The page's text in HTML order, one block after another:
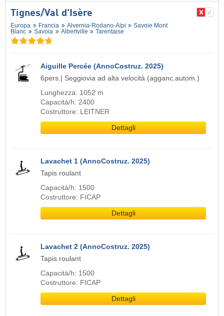
Tignes/​Val d'Isère
Europa Francia Alvernia-Rodano-Alpi
Savoie Mont
Blanc
Savoia Albertville Tarentaise
Aiguille Percée (AnnoCostruz. 2025)
6pers.| Seggiovia ad alta velocità (agganc.autom.)
Lunghezza: 1052 m
Capacità/h: 2400
Costruttore: LEITNER
Dettagli
Lavachet 1 (AnnoCostruz. 2025)
Tapis roulant
Capacità/h: 1500
Costruttore: FICAP
Dettagli
Lavachet 2 (AnnoCostruz. 2025)
Tapis roulant
Capacità/h: 1500
Costruttore: FICAP
Dettagli